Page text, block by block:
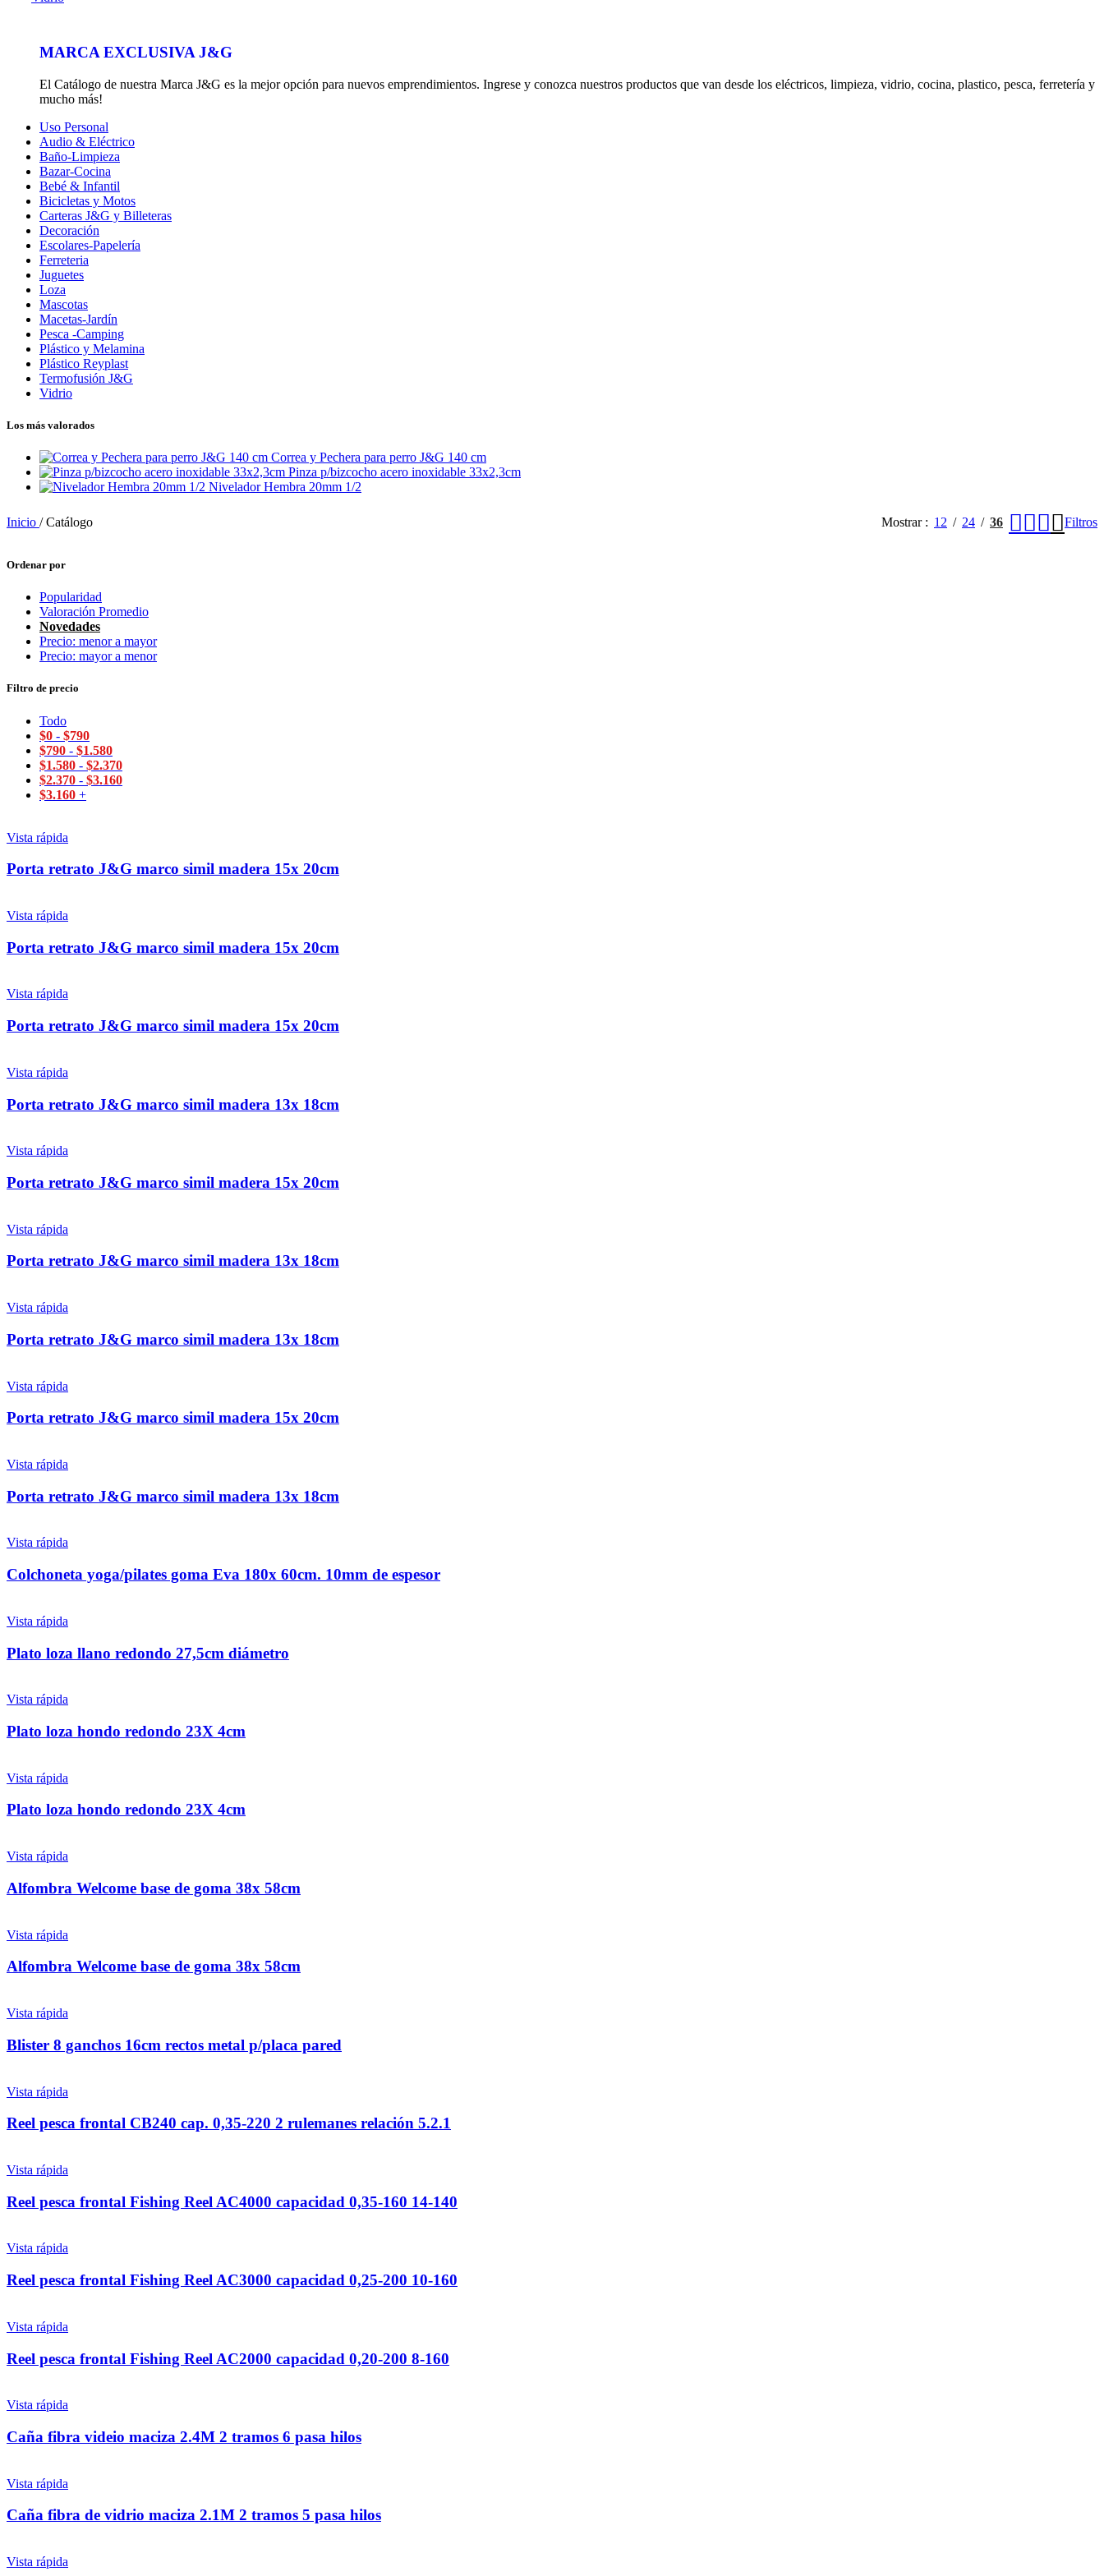
MARCA EXCLUSIVA J&G
El Catálogo de nuestra Marca J&G es la mejor opción para nuevos emprendimientos. Ingrese y conozca nuestros productos que van desde los eléctricos, limpieza, vidrio, cocina, plastico, pesca, ferretería y
mucho más!
Uso Personal
Audio & Eléctrico
Baño-Limpieza
Bazar-Cocina
Bebé & Infantil
Bicicletas y Motos
Carteras J&G y Billeteras
Decoración
Escolares-Papelería
Ferreteria
Juguetes
Loza
Mascotas
Macetas-Jardín
Pesca -Camping
Plástico y Melamina
Plástico Reyplast
Termofusión J&G
Vidrio
Los más valorados
Correa y Pechera para perro J&G 140 cm
Pinza p/bizcocho acero inoxidable 33x2,3cm
Nivelador Hembra 20mm 1/2
Inicio / Catálogo Mostrar 12 24 36 Filtros
Ordenar por
Popularidad
Valoración Promedio
Novedades
Precio: menor a mayor
Precio: mayor a menor
Filtro de precio
Todo
$0 - $790
$790 - $1.580
$1.580 - $2.370
$2.370 - $3.160
$3.160 +
Vista rápida
Porta retrato J&G marco simil madera 15x 20cm
Vista rápida
Porta retrato J&G marco simil madera 15x 20cm
Vista rápida
Porta retrato J&G marco simil madera 15x 20cm
Vista rápida
Porta retrato J&G marco simil madera 13x 18cm
Vista rápida
Porta retrato J&G marco simil madera 15x 20cm
Vista rápida
Porta retrato J&G marco simil madera 13x 18cm
Vista rápida
Porta retrato J&G marco simil madera 13x 18cm
Vista rápida
Porta retrato J&G marco simil madera 15x 20cm
Vista rápida
Porta retrato J&G marco simil madera 13x 18cm
Vista rápida
Colchoneta yoga/pilates goma Eva 180x 60cm. 10mm de espesor
Vista rápida
Plato loza llano redondo 27,5cm diámetro
Vista rápida
Plato loza hondo redondo 23X 4cm
Vista rápida
Plato loza hondo redondo 23X 4cm
Vista rápida
Alfombra Welcome base de goma 38x 58cm
Vista rápida
Alfombra Welcome base de goma 38x 58cm
Vista rápida
Blister 8 ganchos 16cm rectos metal p/placa pared
Vista rápida
Reel pesca frontal CB240 cap. 0,35-220 2 rulemanes relación 5.2.1
Vista rápida
Reel pesca frontal Fishing Reel AC4000 capacidad 0,35-160 14-140
Vista rápida
Reel pesca frontal Fishing Reel AC3000 capacidad 0,25-200 10-160
Vista rápida
Reel pesca frontal Fishing Reel AC2000 capacidad 0,20-200 8-160
Vista rápida
Caña fibra videio maciza 2.4M 2 tramos 6 pasa hilos
Vista rápida
Caña fibra de vidrio maciza 2.1M 2 tramos 5 pasa hilos
Vista rápida